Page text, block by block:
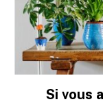
Si vous